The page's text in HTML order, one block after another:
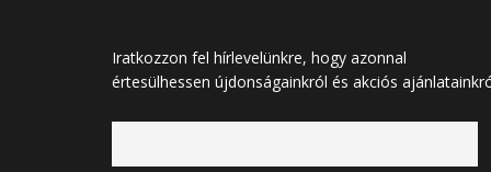
Iratkozzon fel hírlevelünkre, hogy azonnal
értesülhessen újdonságainkról és akciós